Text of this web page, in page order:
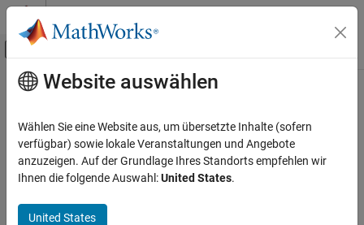
Weiter zum Inhalt
Umschaltung für Off-Canvas-
Startseite der Dokumentation
Hauptinhalt
How useful was this information?
Website auswählen
Wählen Sie eine Website aus, um übersetzte Inhalte (sofern
verfügbar) sowie lokale Veranstaltungen und Angebote
anzuzeigen. Auf der Grundlage Ihres Standorts empfehlen wir
Ihnen die folgende Auswahl:United States.
United States